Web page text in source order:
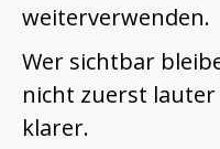
weiterverwenden.
Wer sichtbar
nicht zuerst
klarer.